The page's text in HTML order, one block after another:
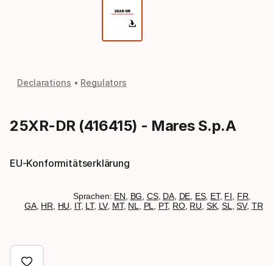
Declarations Regulators
25XR-DR (416415) - Mares S.p.A
EU-Konformitätserklärung
Sprachen: EN BG CS, DA, DE ES, ET, FI FR
GA, HR HU IT, LT, LV, MT, NL PL PT, RO, RU SK,SL ,SV, TR